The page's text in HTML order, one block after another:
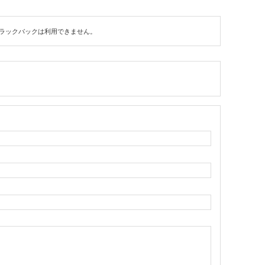
ックバックは利用できません。